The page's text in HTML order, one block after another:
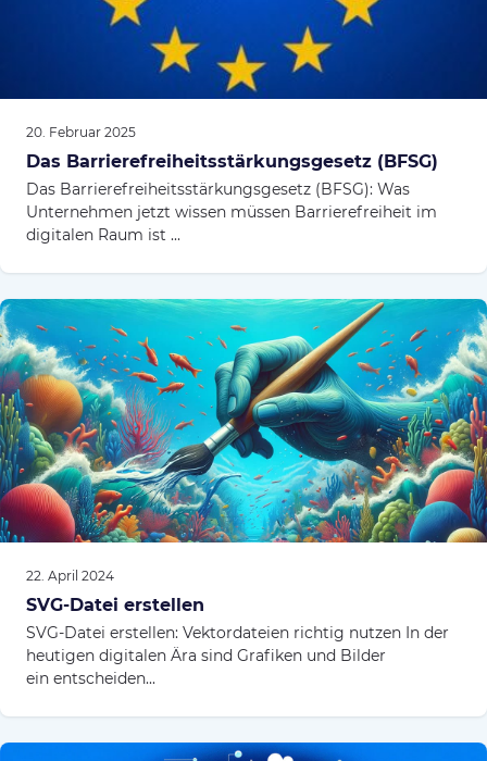
20. Februar 2025
Das Barrierefreiheitsstärkungsgesetz (BFSG)
Das Barrierefreiheitsstärkungsgesetz (BFSG): Was
Unternehmen jetzt wissen müssen Barrierefreiheit im
digitalen Raum ist ...
22. April 2024
SVG-Datei erstellen
SVG-Datei erstellen: Vektordateien richtig nutzen In der
heutigen digitalen Ära sind Grafiken und Bilder
ein entscheiden...